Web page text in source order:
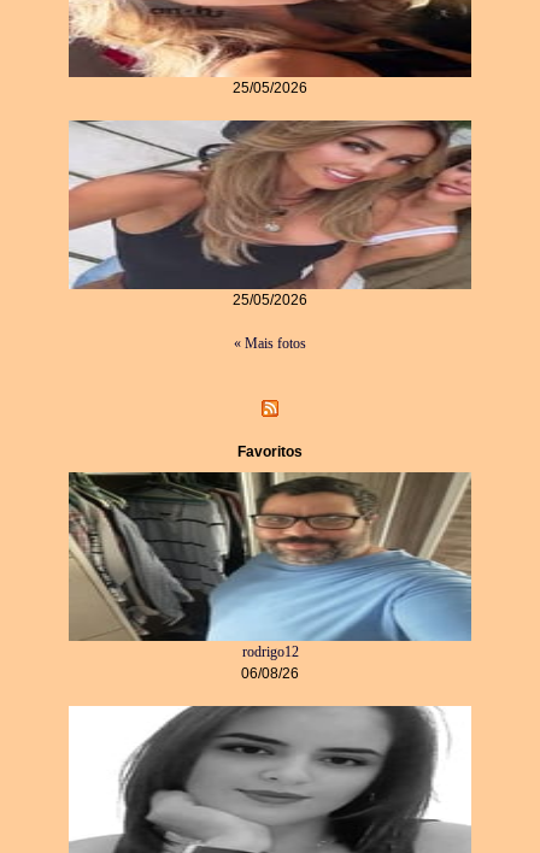
25/05/2026
25/05/2026
« Mais fotos
Favoritos
rodrigo12
06/08/26